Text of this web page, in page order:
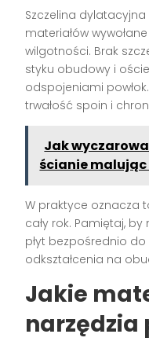
Szczelina
materiałów
wilgotności. Brak
styku obudowy i
odspoje­niami
trwałość spoin i
Jak
ścianie malując
W praktyce oznacza
cały rok. Pamiętaj,
płyt bezpośrednio
odkształcenia na
Jakie
narzędzia